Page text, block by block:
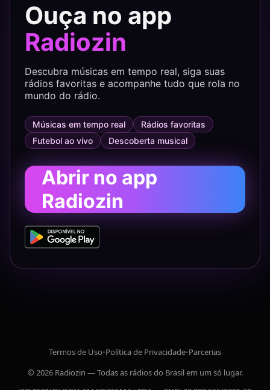
Ouça no app
Radiozin
Descubra músicas em tempo real, siga suas
rádios favoritas e acompanhe tudo que rola no
mundo do rádio.
Músicas em tempo real
Rádios favoritas
Futebol ao vivo
Descoberta musical
Abrir no app
Radiozin
Termos de Uso•Política de Privacidade•Parcerias
© 2026 Radiozin — Todas as rádios do Brasil em um só lugar.